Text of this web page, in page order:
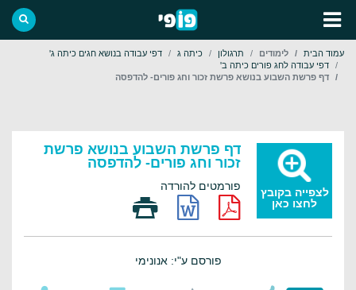
עמוד הבית לימודים תרגולון כיתה ג
דפי עבודה בנושא חגים כיתה ג'
דפי עבודה לחג פורים כיתה ב'
דף פרשת השבוע בנושא פרשת זכור וחג פורים- להדפסה
לצפייה בקובץ
לחצו כאן
דף פרשת השבוע בנושא פרשת
זכור וחג פורים- להדפסה
פורמטים להורדה
פורסם ע"י: אנונימי